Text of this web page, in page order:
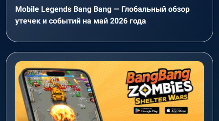
Mobile Legends Bang Bang — Глобальный обзор
утечек и событий на май 2026 года